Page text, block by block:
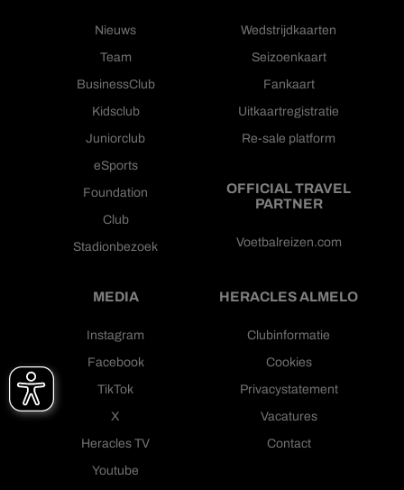
Nieuws
Team
BusinessClub
Kidsclub
Juniorclub
eSports
Foundation
Club
Stadionbezoek
Wedstrijdkaarten
Seizoenkaart
Fankaart
Uitkaartregistratie
Re-sale platform
OFFICIAL TRAVEL
PARTNER
Voetbalreizen.com
MEDIA
Instagram
Facebook
TikTok
X
Heracles TV
Youtube
HERACLES ALMELO
Clubinformatie
Cookies
Privacystatement
Vacatures
Contact